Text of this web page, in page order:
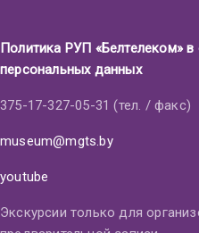
Политика РУП «Белтелеком»
персональных данных
375-17-327-05-31 (тел. / факс)
museum@mgts.by
youtube
Экскурсии только для